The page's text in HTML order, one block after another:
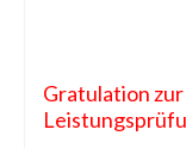
Gratulation